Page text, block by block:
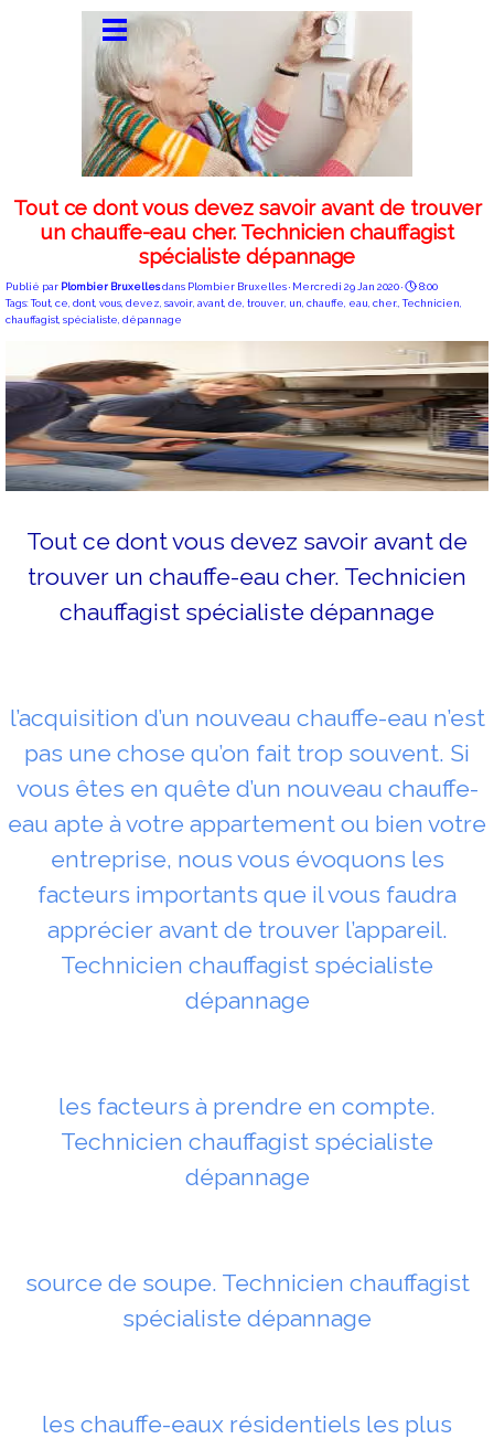
Tout ce dont vous devez savoir avant de trouver
un chauffe-eau cher. Technicien chauffagist
spécialiste dépannage
Publié par Plombier Bruxellesdans Plombier Bruxelles· Mercredi 29 Jan 2020 ·
8:00
Tags:Tout ce dont vous devez savoir avant de trouver un chauffe eau cher. ,Technicien
chauffagist spécialiste dépannage
Tout ce dont vous devez savoir avant de
trouver un chauffe-eau cher. Technicien
chauffagist spécialiste dépannage
l’acquisition d’un nouveau chauffe-eau n’est
pas une chose qu’on fait trop souvent. Si
vous êtes en quête d’un nouveau chauffe-
eau apte à votre appartement ou bien votre
entreprise, nous vous évoquons les
facteurs importants que il vous faudra
apprécier avant de trouver l’appareil.
Technicien chauffagist spécialiste
dépannage
les facteurs à prendre en compte.
Technicien chauffagist spécialiste
dépannage
source de soupe. Technicien chauffagist
spécialiste dépannage
les chauffe-eaux résidentiels les plus